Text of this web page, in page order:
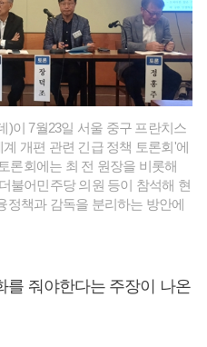
이 7월23일 서울 중구 프란치스
개편 관련 긴급 정책 토론회'에
론회에는 최 전 원장을 비롯해
불어민주당 의원 등이 참석해 현
정책과 감독을 분리하는 방안에
를 줘야한다는 주장이 나온